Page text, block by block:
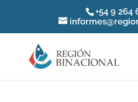
+54 9 264